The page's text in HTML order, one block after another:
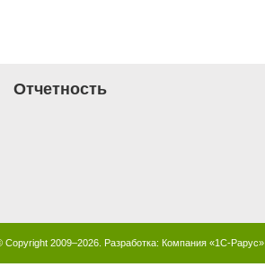
Отчетность
Copyright 2009–2026. Разработка: Компания «1С-Рарус»